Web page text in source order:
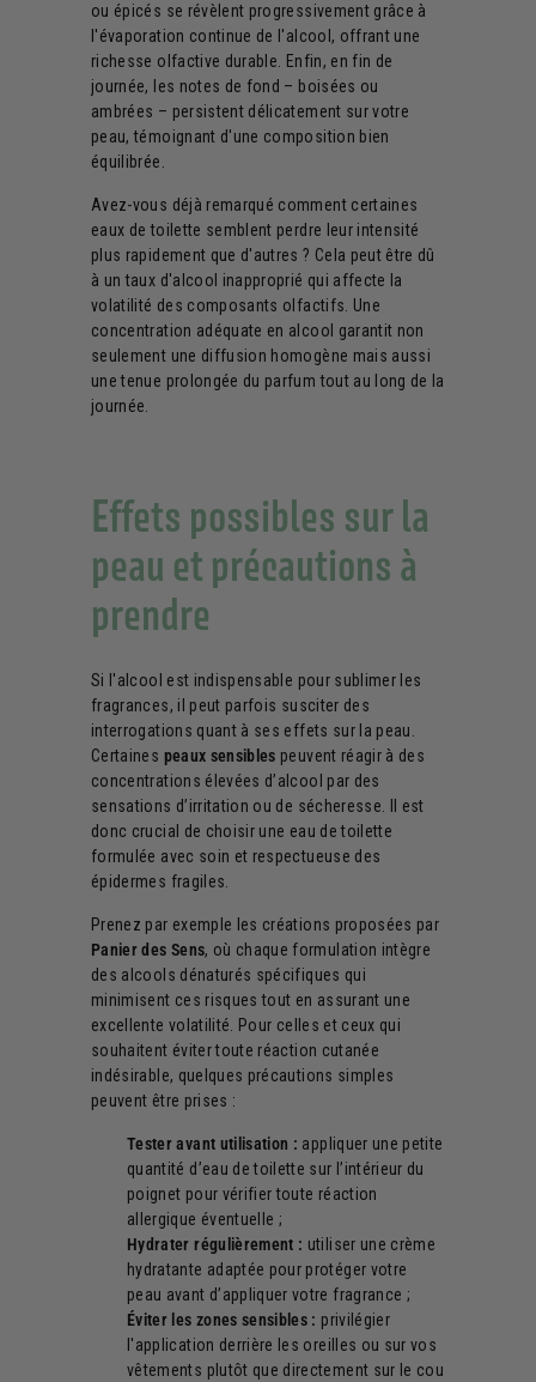
ou épicés se révèlent progressivement grâce à
l'évaporation continue de l'alcool, offrant une
richesse olfactive durable. Enfin, en fin de
journée, les notes de fond – boisées ou
ambrées – persistent délicatement sur votre
peau, témoignant d'une composition bien
équilibrée.
Avez-vous déjà remarqué comment certaines
eaux de toilette semblent perdre leur intensité
plus rapidement que d'autres ? Cela peut être dû
à un taux d'alcool inapproprié qui affecte la
volatilité des composants olfactifs. Une
concentration adéquate en alcool garantit non
seulement une diffusion homogène mais aussi
une tenue prolongée du parfum tout au long de la
journée.
Effets possibles sur la
peau et précautions à
prendre
Si l'alcool est indispensable pour sublimer les
fragrances, il peut parfois susciter des
interrogations quant à ses effets sur la peau.
Certaines peaux sensibles peuvent réagir à des
concentrations élevées d’alcool par des
sensations d’irritation ou de sécheresse. Il est
donc crucial de choisir une eau de toilette
formulée avec soin et respectueuse des
épidermes fragiles.
Prenez par exemple les créations proposées par
Panier des Sens, où chaque formulation intègre
des alcools dénaturés spécifiques qui
minimisent ces risques tout en assurant une
excellente volatilité. Pour celles et ceux qui
souhaitent éviter toute réaction cutanée
indésirable, quelques précautions simples
peuvent être prises :
Tester avant utilisation : appliquer une petite
quantité d’eau de toilette sur l’intérieur du
poignet pour vérifier toute réaction
allergique éventuelle ;
Hydrater régulièrement : utiliser une crème
hydratante adaptée pour protéger votre
peau avant d’appliquer votre fragrance ;
Éviter les zones sensibles : privilégier
l'application derrière les oreilles ou sur vos
vêtements plutôt que directement sur le cou